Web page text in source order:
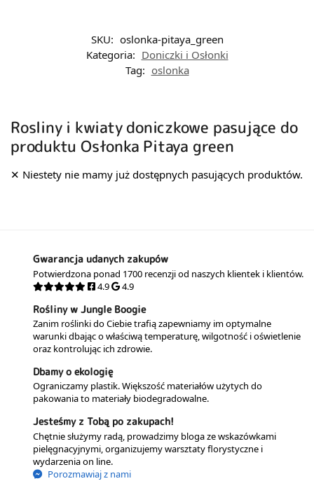
SKU: oslonka-pitaya_green
Kategoria: Doniczki i Osłonki
Tag: oslonka
Rosliny i kwiaty doniczkowe pasujące do
produktu Osłonka Pitaya green
Gwarancja udanych zakupów
Potwierdzona ponad 1700 recenzji od naszych klientek i klientów.
4.9
4.9
Rośliny w Jungle Boogie
Zanim roślinki do Ciebie trafią zapewniamy im optymalne
warunki dbając o właściwą temperaturę, wilgotność i oświetlenie
oraz kontrolując ich zdrowie.
Dbamy o ekologię
Ograniczamy plastik. Większość materiałów użytych do
pakowania to materiały biodegradowalne.
Jesteśmy z Tobą po zakupach!
Chętnie służymy radą, prowadzimy bloga ze wskazówkami
pielęgnacyjnymi, organizujemy warsztaty florystyczne i
wydarzenia on line.
Porozmawiaj z nami